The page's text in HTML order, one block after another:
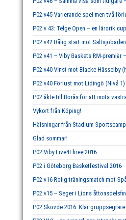
P02 v45 Varierande spel men två
P02 v 43: Telge Open – en lärorik cup
P02 v42 Dålig start mot
P02 v41 – Viby Baskets RM-premiär
P02 v40 Vinst mot Blacke Hässelby
P02 v40 Förlust mot Lidingö (Nivå 1)
P02 åkte till Borås för att möta
Vykort från Köping!
Hälsningar från Stadium
Glad sommar!
P02 Viby Five4Three 2016
P02 i Göteborg Basketfestival 2016
P02 v16 Rolig träningsmatch mot
P02 v15 – Seger i Lions
P02 Skövde 2016: Klar